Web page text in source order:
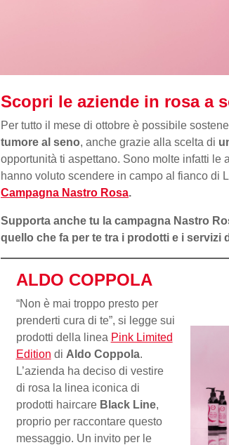
Scopri le aziende in rosa a
Per tutto il mese di ottobre è possibile
tumore al seno, anche grazie alla scelta di
opportunità ti aspettano. Sono molte infatti le
hanno voluto scendere in campo al fianco di
Campagna Nastro Rosa.
Supporta anche tu la campagna Nastro
quello che fa per te tra i prodotti e i servizi
ALDO COPPOLA
“Non è mai troppo presto per
prenderti cura di te”, si legge sui
prodotti della linea Pink Limited
Edition di Aldo Coppola.
L’azienda ha deciso di vestire
di rosa la linea iconica di
prodotti haircare Black Line,
proprio per raccontare questo
messaggio. Un invito per le